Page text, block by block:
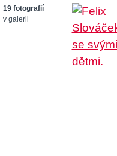
19 fotografií
v galerii